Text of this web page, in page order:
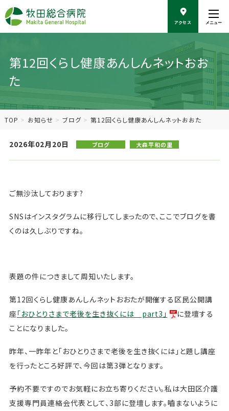
の
本
動
アクセス メニュー
第12回くらし健康あんしんネットおお
た
TOP お知らせ ブログ 第12回くらし健康あんしんネットおおた
2026年02月20日 ブログ 大森平和の里
ご無沙汰しております?
SNSはインスタグラムに移行してしまったので、ここでブログを書
くのは久しぶりですね。
表題の件につきまして周知いたします。
第12回くらし健康あんしんネットおおたが開催する区民公開講
座「おひとりさまで老後を生き抜くには part3」
に登壇する
ことになりました。
昨年、一昨年と「おひとりさまで老後を生き抜くには」と題し講座
を行ったところ好評で、今回は第3弾となります。
予約不要ですのでお気軽にお立ち寄りください。私は大田区介護
支援専門員連絡会代表として、3部に登壇します。嚙まないように